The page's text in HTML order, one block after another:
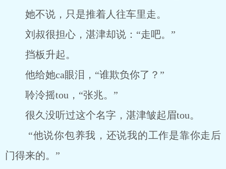
她不说，只是推着人往车里走。
刘叔很担心，湛津却说：“走吧。”
挡板升起。
他给她ca眼泪，“谁欺负你了？”
聆泠摇tou，“张兆。”
很久没听过这个名字，湛津皱起眉tou。
“他说你包养我，还说我的工作是靠你走后
门得来的。”